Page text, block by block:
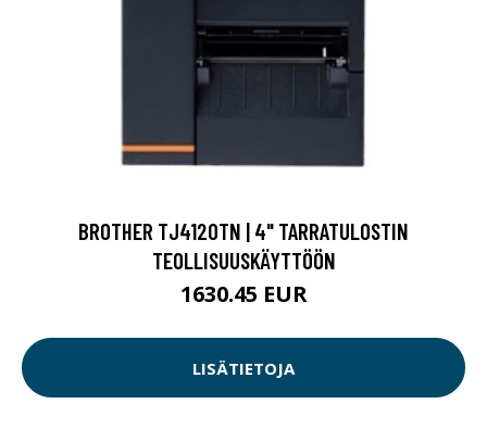
BROTHER TJ4120TN | 4" TARRATULOSTIN
TEOLLISUUSKÄYTTÖÖN
1630.45 EUR
LISÄTIETOJA